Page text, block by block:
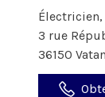
Électricien,
3 rue
36150 Vatan